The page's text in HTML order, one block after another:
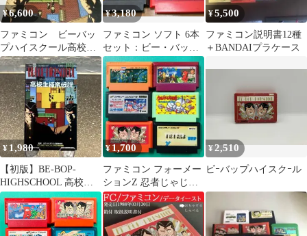
¥6,600
ファミコン ビーバッ
プハイスクール高校生
極楽伝説 Family
Computer
¥3,180
ファミコン ソフト 6本
セット：ビー・バッ
プ・ハイスクール ジェ
イジェイ 他
¥5,500
ファミコン説明書12種
＋BANDAIプラケース
¥ 1,980
【初版】BE-BOP-
HIGHSCHOOL 高校生
極楽伝説 攻略本
¥1,700
ファミコン フォーメー
ションZ 忍者じゃじゃ
丸くん トランスフォー
マー他全6個
¥2,510
ビｰバップハイスクｰル